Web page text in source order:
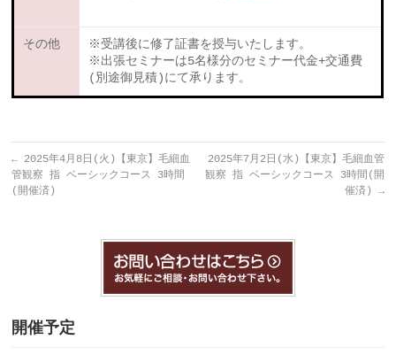
その他
※受講後に修了証書を授与いたします。
※出張セミナーは5名様分のセミナー代金+交通費
(別途御見積)にて承ります。
← 2025年4月8日(火)【東京】毛細血
管観察 指 ベーシックコース 3時間
(開催済)
2025年7月2日(水)【東京】毛細血管
観察 指 ベーシックコース 3時間(開
催済) →
開催予定